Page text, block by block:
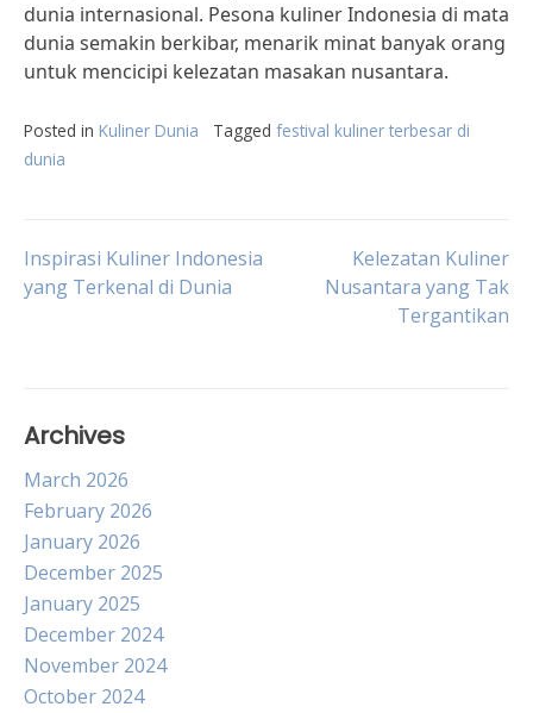
dunia internasional. Pesona kuliner Indonesia di mata
dunia semakin berkibar, menarik minat banyak orang
untuk mencicipi kelezatan masakan nusantara.
Posted in Kuliner Dunia Tagged festival kuliner terbesar di
dunia
Post
Inspirasi Kuliner Indonesia
yang Terkenal di Dunia
Kelezatan Kuliner
Nusantara yang Tak
Tergantikan
Archives
March 2026
February 2026
January 2026
December 2025
January 2025
December 2024
November 2024
October 2024